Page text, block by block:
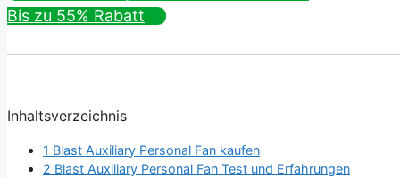
Bis zu 55% Rabatt
Inhaltsverzeichnis
1 Blast Auxiliary Personal Fan kaufen
2 Blast Auxiliary Personal Fan Test und Erfahrungen